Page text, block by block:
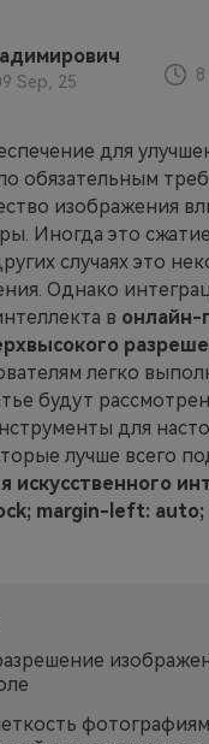
Sep, 25 8
для
обязательным
изображения
Иногда это сжатие
случаях это
Однако
в онлайн-
легко
будут
для
лучше всего
искусственного
margin-left: